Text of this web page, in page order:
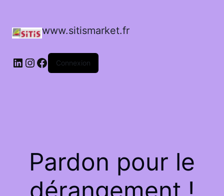
www.sitismarket.fr
LinkedIn
Instagram
Facebook
Connexion
Pardon pour le
dérangement !